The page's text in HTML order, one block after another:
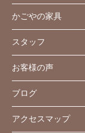
かごやの家具
スタッフ
お客様の声
ブログ
アクセスマップ